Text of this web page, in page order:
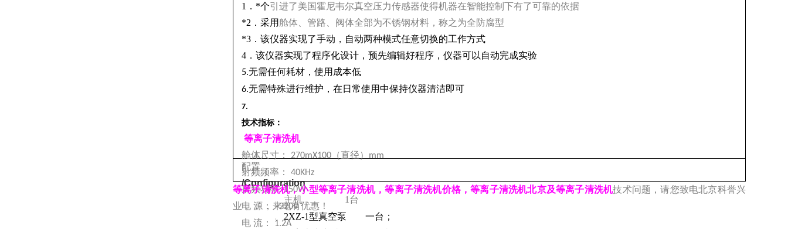
1 ．*个引进了美国霍尼韦尔真空压力传感器使得机器在智能控制下有了可靠的依据
*2 ．采用舱体、管路、阀体全部为不锈钢材料，称之为全防腐型
*3．该仪器实现了手动，自动两种模式任意切换的工作方式
4．该仪器实现了程序化设计，预先编辑好程序，仪器可以自动完成实验
5.无需任何耗材，使用成本低
6.无需特殊进行维护，在日常使用中保持仪器清洁即可
7.
技术指标：
等离子清洗机
舱体尺寸：
270mX100（直径） mm
射频频率： 40KHz
射频功率: 150W
电 源： ~220V
电 流： 1.2A
配置
/Configuration
1. 主机 1 台
2. 2XZ-1型真空泵 一台；
等离子清洗机，小型等离子清洗机，等离子清洗机价格，等离子清洗机北京及等离子清洗机技术问题，请您致电北京科誉兴
业，： ，来电有优惠！